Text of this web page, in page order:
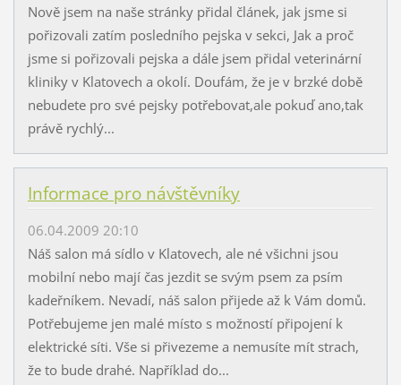
Nově jsem na naše stránky přidal článek, jak jsme si
pořizovali zatím posledního pejska v sekci, Jak a proč
jsme si pořizovali pejska a dále jsem přidal veterinární
kliniky v Klatovech a okolí. Doufám, že je v brzké době
nebudete pro své pejsky potřebovat,ale pokuď ano,tak
právě rychlý...
Informace pro návštěvníky
06.04.2009 20:10
Náš salon má sídlo v Klatovech, ale né všichni jsou
mobilní nebo mají čas jezdit se svým psem za psím
kadeřníkem. Nevadí, náš salon přijede až k Vám domů.
Potřebujeme jen malé místo s možností připojení k
elektrické síti. Vše si přivezeme a nemusíte mít strach,
že to bude drahé. Například do...